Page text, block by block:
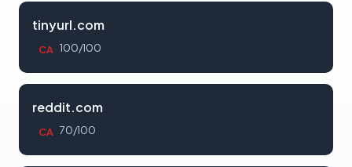
tinyurl.com
CA 100/100
reddit.com
CA 70/100